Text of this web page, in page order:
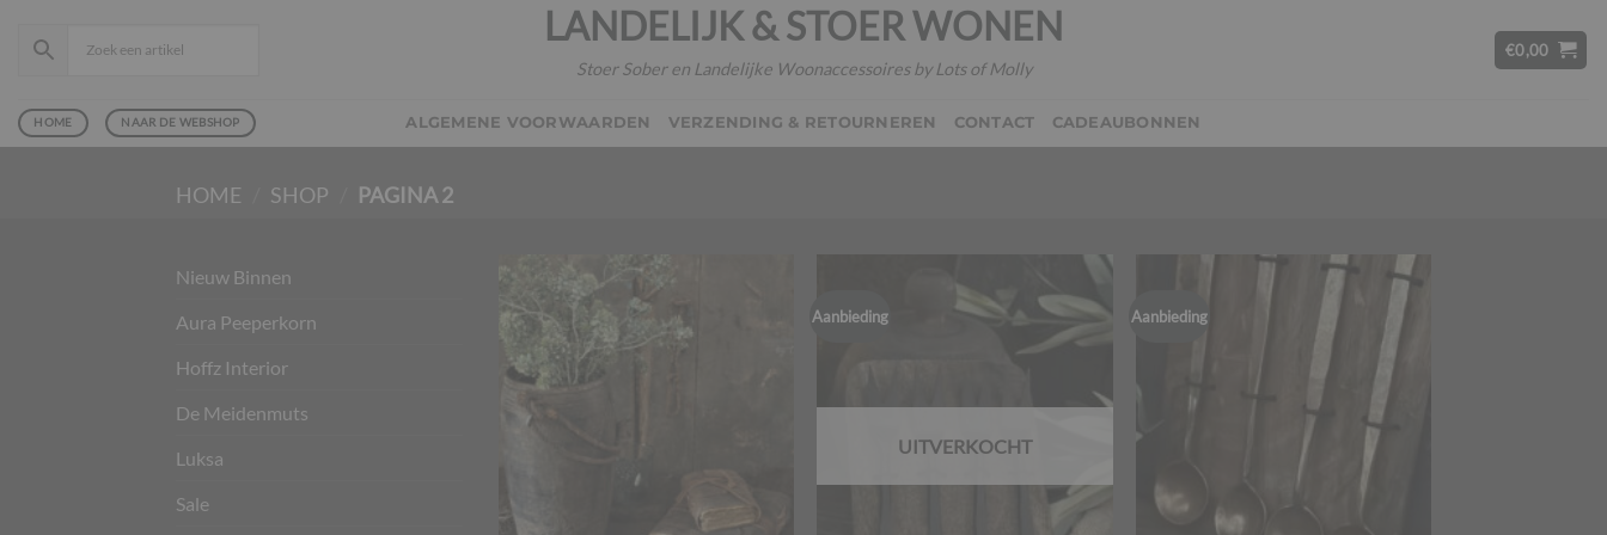
naar
LANDELIJK & STOER WONEN
Stoer Sober en Landelijke Woonaccessoires by Lots of Molly
€0,00
HOME NAAR DE WEBSHOP ALGEMENE VOORWAARDEN VERZENDING & RETOURNEREN CONTACT CADEAUBONNEN
HOME SHOP PAGINA 2
Nieuw Binnen
Aura Peeperkorn
Hoffz Interior
De Meidenmuts
Luksa
Sale
Aanbieding
UITVERKOCHT
Aanbieding